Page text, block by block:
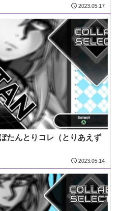
2023.05.17
たんとりコレ（とりあえず
2023.05.14